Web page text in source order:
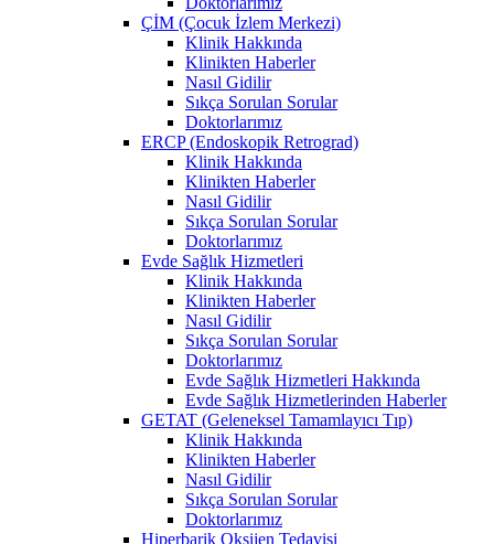
ÇİM (Çocuk İzlem Merkezi)
Klinik Hakkında
Klinikten Haberler
Nasıl Gidilir
Sıkça Sorulan Sorular
Doktorlarımız
ERCP (Endoskopik Retrograd)
Klinik Hakkında
Klinikten Haberler
Nasıl Gidilir
Sıkça Sorulan Sorular
Doktorlarımız
Evde Sağlık Hizmetleri
Klinik Hakkında
Klinikten Haberler
Nasıl Gidilir
Sıkça Sorulan Sorular
Doktorlarımız
Evde Sağlık Hizmetleri Hakkında
Evde Sağlık Hizmetlerinden Haberler
GETAT (Geleneksel Tamamlayıcı Tıp)
Klinik Hakkında
Klinikten Haberler
Nasıl Gidilir
Sıkça Sorulan Sorular
Doktorlarımız
Hiperbarik Oksijen Tedavisi